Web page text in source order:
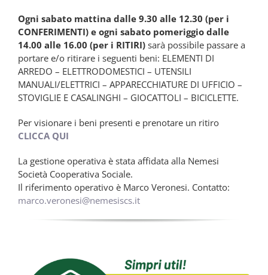
Ogni sabato mattina dalle 9.30 alle 12.30 (per i
CONFERIMENTI) e ogni sabato pomeriggio dalle
14.00 alle 16.00 (per i RITIRI) sarà possibile passare a
portare e/o ritirare i seguenti beni: ELEMENTI DI
ARREDO – ELETTRODOMESTICI – UTENSILI
MANUALI/ELETTRICI – APPARECCHIATURE DI UFFICIO –
STOVIGLIE E CASALINGHI – GIOCATTOLI – BICICLETTE.
Per visionare i beni presenti e prenotare un ritiro
CLICCA QUI
La gestione operativa è stata affidata alla Nemesi
Società Cooperativa Sociale.
Il riferimento operativo è Marco Veronesi. Contatto:
marco.veronesi@nemesiscs.it